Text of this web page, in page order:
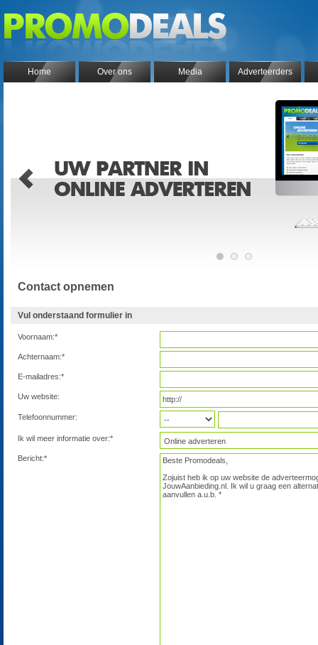
Home Over ons Media Adverteerders
Contact opnemen
Vul onderstaand formulier in
Voornaam:*
Achternaam:*
E-mailadres:*
Uw website:
Telefoonnummer:
Ik wil meer informatie over:*
Bericht:*